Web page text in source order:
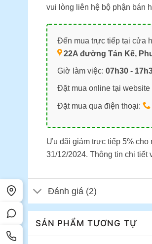
vui lòng liên hệ bộ phận bán
Đến mua trực tiếp tại cửa
22A đường Tán Kế,
Giờ làm việc: 07h30 -
Đặt mua online tại website
Đặt mua qua điện thoại:
Ưu đãi giảm trực tiếp 5%
31/12/2024. Thông tin chi tiết
Đánh giá (2)
SẢN PHẨM TƯƠNG TỰ